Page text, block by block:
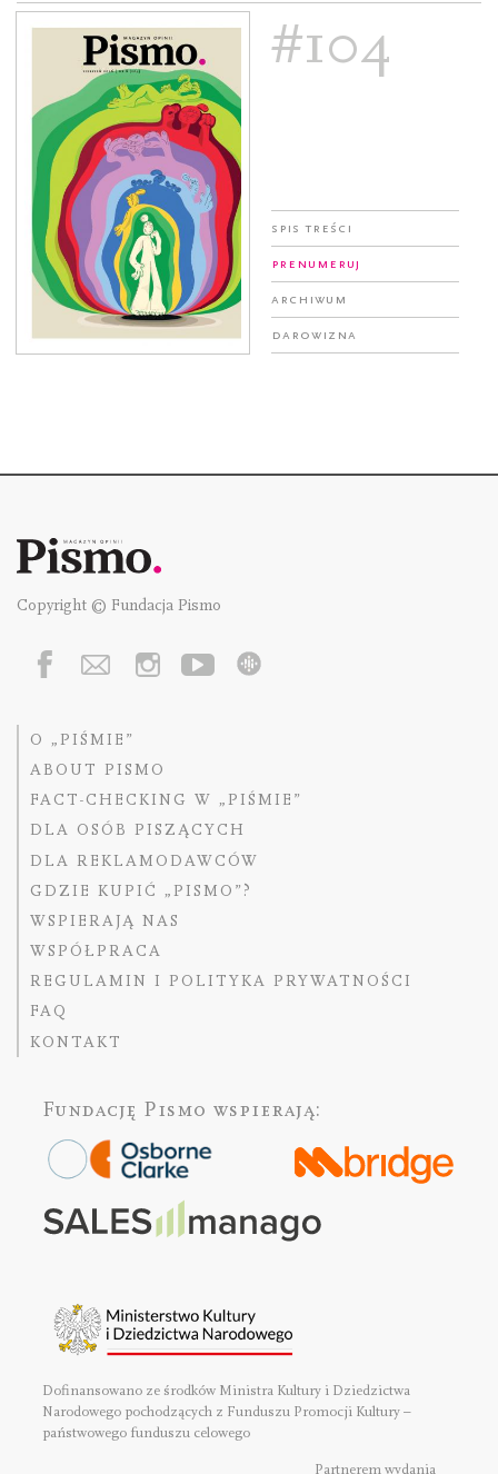
#104
Spis treści
Prenumeruj
Archiwum
Darowizna
Copyright © Fundacja Pismo
O „PIŚMIE”
ABOUT PISMO
FACT-CHECKING W „PIŚMIE”
DLA OSÓB PISZĄCYCH
DLA REKLAMODAWCÓW
GDZIE KUPIĆ „PISMO”?
WSPIERAJĄ NAS
WSPÓŁPRACA
REGULAMIN I POLITYKA PRYWATNOŚCI
FAQ
KONTAKT
Fundację Pismo wspierają:
Dofinansowano ze środków Ministra Kultury i Dziedzictwa
Narodowego pochodzących z Funduszu Promocji Kultury –
państwowego funduszu celowego
Partnerem wydania